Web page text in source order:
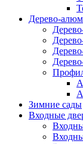
Дерево-
Зимние сады
Входные